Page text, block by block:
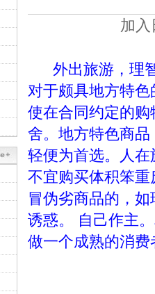
加入
外出旅游，理智
对于颇具地方特
使在合同约定的
舍。地方特色商
轻便为首选。人
不宜购买体积笨
冒伪劣商品的，
诱惑。 自己作主
做一个成熟的消费